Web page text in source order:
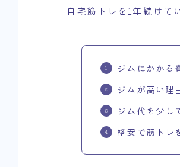
自宅筋トレを1年続けて
ジムにかかる
ジムが高い理
ジム代を少し
格安で筋トレ